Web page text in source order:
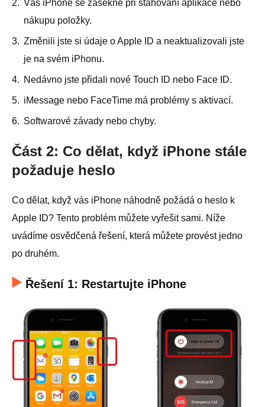
2. Váš iPhone se zasekne při stahování aplikace nebo
nákupu položky.
3. Změnili jste si údaje o Apple ID a neaktualizovali jste
je na svém iPhonu.
4. Nedávno jste přidali nové Touch ID nebo Face ID.
5. iMessage nebo FaceTime má problémy s aktivací.
6. Softwarové závady nebo chyby.
Část 2: Co dělat, když iPhone stále
požaduje heslo
Co dělat, když vás iPhone náhodně požádá o heslo k
Apple ID? Tento problém můžete vyřešit sami. Níže
uvádíme osvědčená řešení, která můžete provést jedno
po druhém.
Řešení 1: Restartujte iPhone